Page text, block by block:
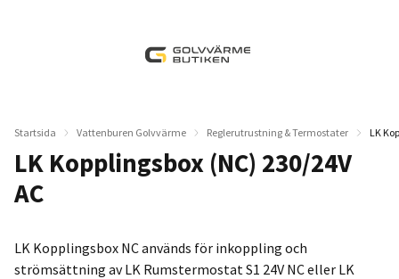
Startsida Vattenburen Golvvärme Reglerutrustning & Termostater LK
LK Kopplingsbox (NC) 230/24V
AC
LK Kopplingsbox NC används för inkoppling och
strömsättning av LK Rumstermostat S1 24V NC eller LK